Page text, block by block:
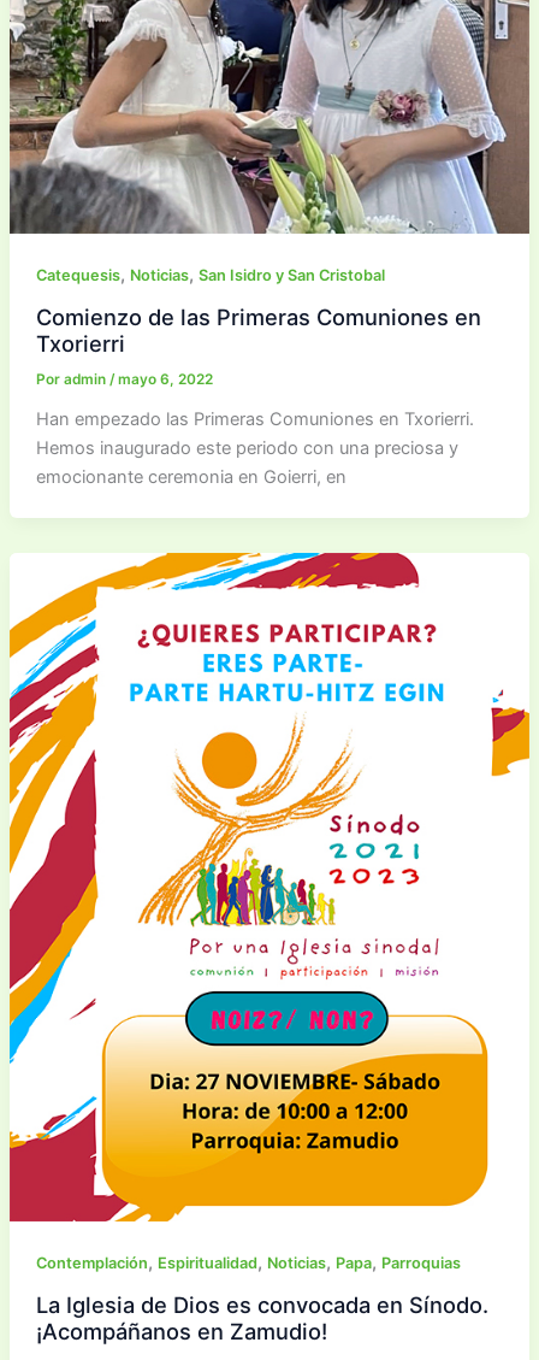
Catequesis, Noticias, San Isidro y San Cristobal
Comienzo de las Primeras Comuniones en
Txorierri
Por admin /mayo 6, 2022
Han empezado las Primeras Comuniones en Txorierri.
Hemos inaugurado este periodo con una preciosa y
emocionante ceremonia en Goierri, en
Contemplación, Espiritualidad, Noticias, Papa, Parroquias
La Iglesia de Dios es convocada en Sínodo.
¡Acompáñanos en Zamudio!